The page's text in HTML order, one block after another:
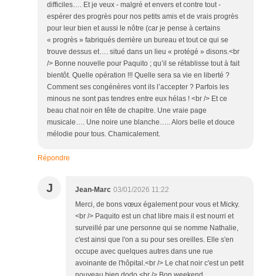
difficiles…. Et je veux - malgré et envers et contre tout -
espérer des progrès pour nos petits amis et de vrais progrès
pour leur bien et aussi le nôtre (car je pense à certains
« progrès » fabriqués derrière un bureau et tout ce qui se
trouve dessus et…. situé dans un lieu « protégé » disons.<br
/> Bonne nouvelle pour Paquito ; qu’il se rétablisse tout à fait
bientôt. Quelle opération !!! Quelle sera sa vie en liberté ?
Comment ses congénères vont ils l’accepter ? Parfois les
minous ne sont pas tendres entre eux hélas ! <br /> Et ce
beau chat noir en tête de chapitre. Une vraie page
musicale…. Une noire une blanche….. Alors belle et douce
mélodie pour tous. Chamicalement.
Répondre
J Jean-Marc 03/01/2026 11:22
Merci, de bons vœux également pour vous et Micky.
<br /> Paquito est un chat libre mais il est nourri et
surveillé par une personne qui se nomme Nathalie,
c'est ainsi que l'on a su pour ses oreilles. Elle s'en
occupe avec quelques autres dans une rue
avoinante de l'hôpital.<br /> Le chat noir c'est un petit